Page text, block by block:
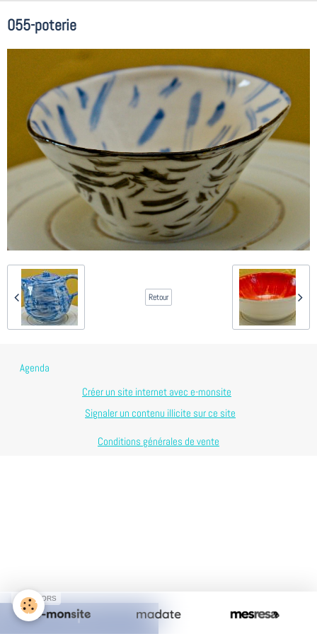
055-poterie
Retour
Agenda
Créer un site internet avec e-monsite
Signaler un contenu illicite sur ce site
Conditions générales de vente
SPONSORS